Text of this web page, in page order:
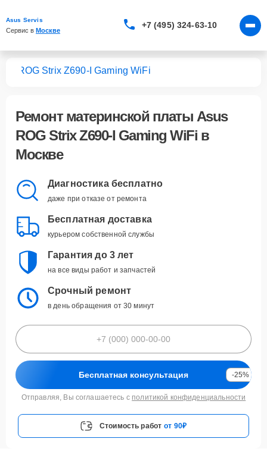
Asus Servis
Сервис в Москве
+7 (495) 324-63-10
ROG Strix Z690-I Gaming WiFi
Ремонт материнской платы Asus
ROG Strix Z690-I Gaming WiFi в
Москве
Диагностика бесплатно
даже при отказе от ремонта
Бесплатная доставка
курьером собственной службы
Гарантия до 3 лет
на все виды работ и запчастей
Срочный ремонт
в день обращения от 30 минут
Бесплатная консультация -25%
Отправляя, Вы соглашаетесь с политикой конфиденциальности
Стоимость работ от 90₽